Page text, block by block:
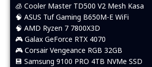
🧊 Cooler Master TD500 V2 Mesh Kasa
🧠 ASUS Tuf Gaming B650M-E WiFi
🧠 AMD Ryzen 7 7800X3D
🎮 Galax GeForce RTX 4070
🎮 Corsair Vengeance RGB 32GB
💾 Samsung 9100 PRO 4TB NVMe SSD